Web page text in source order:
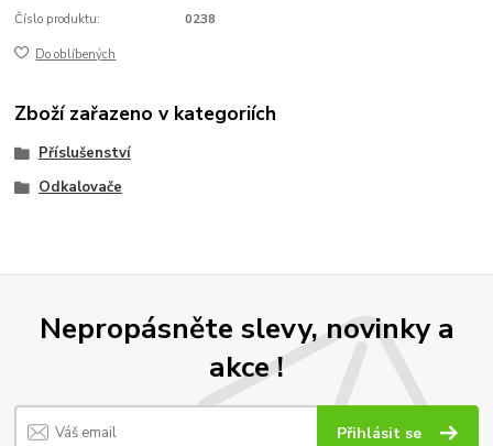
Číslo produktu: 0238
Do oblíbených
Zboží zařazeno v kategoriích
Příslušenství
Odkalovače
Nepropásněte slevy, novinky a
akce !
Přihlásit se